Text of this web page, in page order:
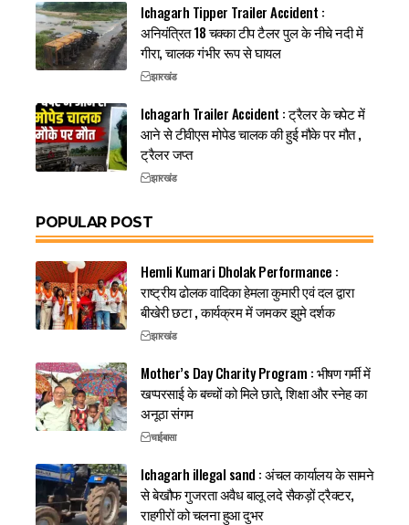
Ichagarh Tipper Trailer Accident :
अनियंत्रित 18 चक्का टीप टैलर पुल के नीचे नदी में
गीरा, चालक गंभीर रूप से घायल
झारखंड
Ichagarh Trailer Accident : ट्रैलर के चपेट में
आने से टीवीएस मोपेड चालक की हुई मौके पर मौत ,
ट्रैलर जप्त
झारखंड
POPULAR POST
Hemli Kumari Dholak Performance :
राष्ट्रीय ढोलक वादिका हेमला कुमारी एवं दल द्वारा
बीखेरी छटा , कार्यक्रम में जमकर झुमे दर्शक
झारखंड
Mother’s Day Charity Program : भीषण गर्मी में
खप्परसाई के बच्चों को मिले छाते, शिक्षा और स्नेह का
अनूठा संगम
चाईबासा
Ichagarh illegal sand : अंचल कार्यालय के सामने
से बेखौफ गुजरता अवैध बालू लदे सैकड़ों ट्रैक्टर,
राहगीरों को चलना हुआ दुभर